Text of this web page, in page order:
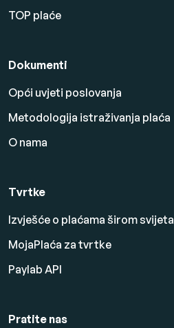
TOP plaće
Dokumenti
Opći uvjeti poslovanja
Metodologija istraživanja plaća
O nama
Tvrtke
Izvješće o plaćama širom svijeta
MojaPlaća za tvrtke
Paylab API
Pratite nas